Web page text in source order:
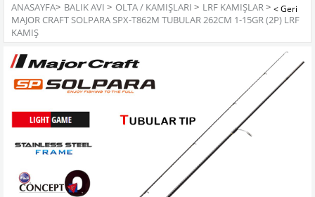
ANASAYFA> BALIK AVI > OLTA / KAMIŞLARI > LRF KAMIŞLAR>
MAJOR CRAFT SOLPARA SPX-T862M TUBULAR 262CM 1-15GR (2P) LRF
KAMIŞ